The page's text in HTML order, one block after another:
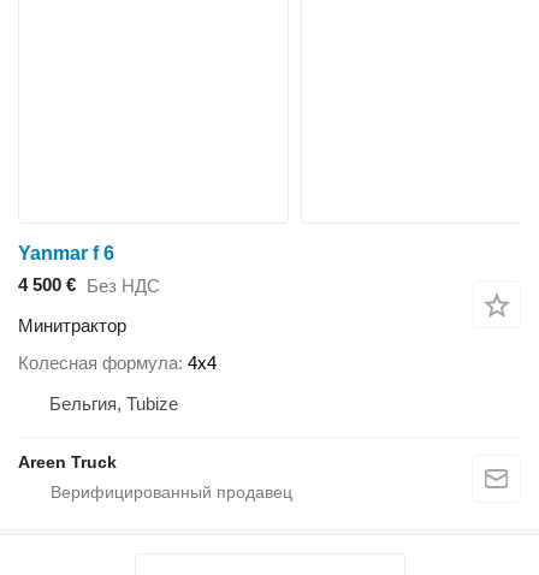
Yanmar f 6
4 500 € Без НДС
Минитрактор
Колесная формула 4x4
Бельгия, Tubize
Areen Truck